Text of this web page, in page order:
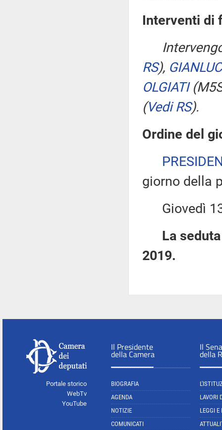
Interventi di
RS),
OLGIATI
(Vedi RS).
Ordine del
giorno della
Giovedì 13
La
2019.
Portale storico
WebTv
YouTube
Il Presidente
della Camera
BIOGRAFIA
AGENDA
NOTIZIE
COMUNICATI
Il
della
LAVORI
LEGGI E